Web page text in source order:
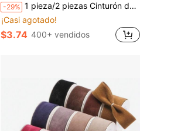
-29% 1 pieza/2 piezas Cinturón de corona floral bohemia, adecuado para la puerta principal - Cinturón de estilo rústico de arpillera, se puede usar para ventanas o paredes de estilo granja, cinturón de unicolor en blanco, patrón de letras bordadas DIY, decorar patio, porche, hogar, decoración navideña, regalo navideño para el hogar
¡Casi agotado!
$3.74 400+ vendidos